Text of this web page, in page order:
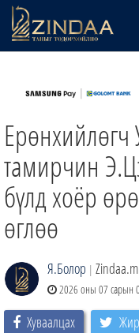
ТВ8
ӨГЛӨӨНИЙ СОНИН
АУДИО ЗОХИОЛ
ЗИНДАА СЭТГҮҮЛ
Ерөнхийлөгч
тамирчин
бүлд хоёр
өглөө
Я.Болор |
2026 оны 07 сарын
Хуваалцах